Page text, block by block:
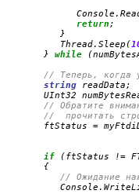
return;
}
Thread.Sleep(
}
while
// Теперь, когда
string readData;
UInt32
// Обратите
//  прочитать
ftStatus =
if (ftStatus !=
{
// Ожидание